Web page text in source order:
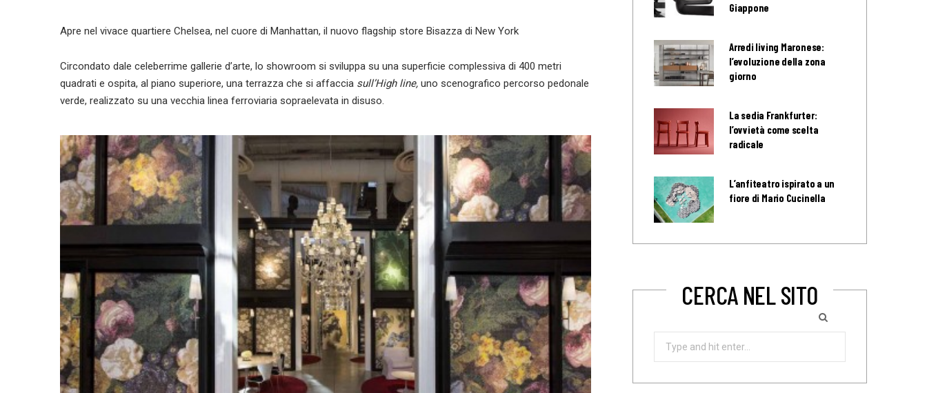
Apre nel vivace quartiere Chelsea, nel cuore di Manhattan, il nuovo flagship store Bisazza di New York
Circondato dale celeberrime gallerie d’arte, lo showroom si sviluppa su una superficie complessiva di 400 metri
quadrati e ospita, al piano superiore, una terrazza che si affaccia sull’High line, uno scenografico percorso pedonale
verde, realizzato su una vecchia linea ferroviaria sopraelevata in disuso.
Giappone
Arredi living Maronese:
l’evoluzione della zona
giorno
La sedia Frankfurter:
l’ovvietà come scelta
radicale
L’anfiteatro ispirato a un
fiore di Mario Cucinella
CERCA NEL SITO
Search